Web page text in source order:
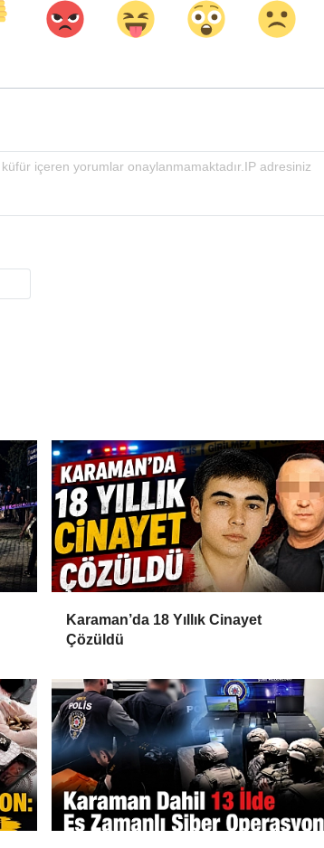
Karaman’da 18 Yıllık Cinayet
Çözüldü